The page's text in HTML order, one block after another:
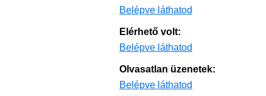
Belépve láthatod
Elérhető volt:
Belépve láthatod
Olvasatlan üzenetek:
Belépve láthatod